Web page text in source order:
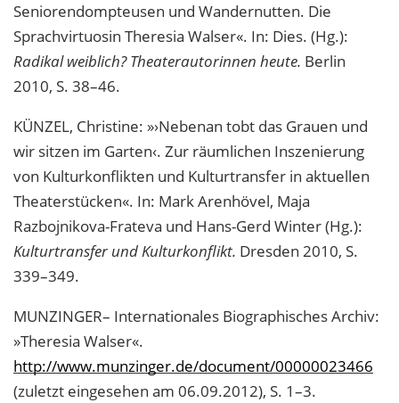
Seniorendompteusen und Wandernutten. Die
Sprachvirtuosin Theresia Walser«. In: Dies. (Hg.):
Radikal weiblich? Theaterautorinnen heute. Berlin
2010, S. 38–46.
KÜNZEL, Christine: »›Nebenan tobt das Grauen und
wir sitzen im Garten‹. Zur räumlichen Inszenierung
von Kulturkonflikten und Kulturtransfer in aktuellen
Theaterstücken«. In: Mark Arenhövel, Maja
Razbojnikova-Frateva und Hans-Gerd Winter (Hg.):
Kulturtransfer und Kulturkonflikt. Dresden 2010, S.
339–349.
MUNZINGER– Internationales Biographisches Archiv:
»Theresia Walser«.
http://www.munzinger.de/document/00000023466
(zuletzt eingesehen am 06.09.2012), S. 1–3.